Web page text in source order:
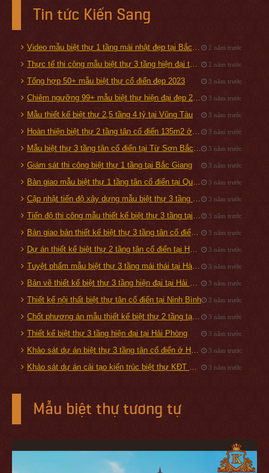
Tin tức Kiến Sang
Video mẫu biệt thự 1 tầng mái nhật đẹp tại Bắc Giang 2 năm trước
Thực tế thi công mẫu biệt thự 3 tầng hiện đại tại Quảng Ninh 2 năm trước
Tổng hợp 50+ mẫu biệt thự cổ điển đẹp 2023 3 năm trước
Chiêm ngưỡng 99+ mẫu biệt thự hiện đại đẹp 2019 3 năm trước
Mẫu thiết kế biệt thự 2,5 tầng 4 tỷ tại Vũng Tàu 3 năm trước
Hoàn thiện biệt thự 2 tầng tân cổ điển 135m2 ở Hải Dương 3 năm trước
Mẫu biệt thự 3 tầng tân cổ điển tại Từ Sơn Bắc Ninh 3 năm trước
Giám sát thi công biệt thự 1 tầng tại Bắc Giang 3 năm trước
Bàn giao mẫu biệt thự 1 tầng tân cổ điển tại Quốc Oai, Hà Nội 3 năm trước
Cập nhật tiến độ xây dựng mẫu biệt thự 3 tầng tại Từ Sơn, Bắc Ninh 3 năm trước
Tiến độ thi công mẫu thiết kế biệt thự 3 tầng tại Tam Điệp 3 năm trước
Bàn giao bản thiết kế biệt thự 3 tầng tân cổ điển 160m2 tại Đà Nẵng 3 năm trước
Dự án thiết kế biệt thự 2 tầng tân cổ điển tại Hạ Long, Quảng Ninh 3 năm trước
Tuyệt phẩm mẫu biệt thự 3 tầng mái thái tại Hà Nội 3 năm trước
Bản vẽ thiết kế biệt thự 3 tầng hiện đại tại Hải Phòng 3 năm trước
Thiết kế nội thất biệt thự tân cổ điển tại Ninh Bình 3 năm trước
Chốt phương án mẫu thiết kế biệt thự 2 tầng tại Đan Phượng - Hà Nội 3 năm trước
Thiết kế biệt thự 3 tầng hiện đại tại Hải Phòng 3 năm trước
Khảo sát dự án biệt thự 3 tầng tân cổ điển ở Hải Dương 3 năm trước
Khảo sát dự án cải tạo kiến trúc biệt thự KĐT Vinhomes Riverside 3 năm trước
Mẫu biệt thự tương tự